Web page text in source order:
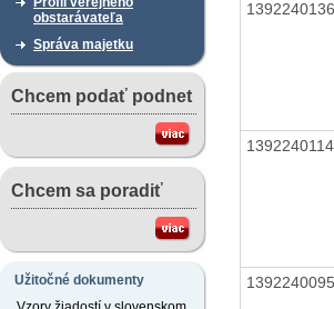
obstarávateľa
Správa majetku
Chcem podať podnet
Chcem sa poradiť
Užitočné dokumenty
1392240136
1392240114
1392240095